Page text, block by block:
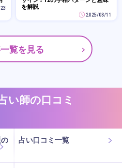
を解説
2025/08/11
覧を見る
い師の口コミ
占い口コミ一覧